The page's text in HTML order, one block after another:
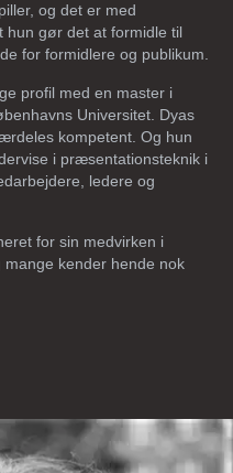
og det er med
hun gør det at formidle til
for formidlere og publikum.
profil med en master i
Universitet. Dyas
kompetent. Og hun
i præsentationsteknik i
ledere og
for sin medvirken i
mange kender hende nok